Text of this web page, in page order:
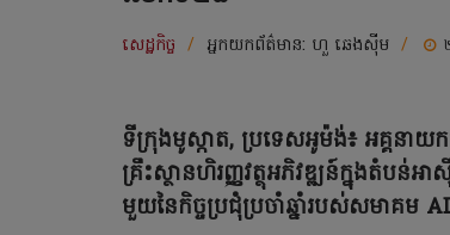
សេដ្ឋកិច្ច / អ្នកយកព័ត៌មាន: ហួ ឆេងស៊ីម /
ទីក្រុងមូស្កាត, ប្រទេសអូម៉ង់៖ អគ្គនា
គ្រឹះស្ថានហិរញ្ញវត្ថុអភិវឌ្ឍន៍ក្នុងតំបន់អ
មួយនៃកិច្ចប្រជុំប្រចាំឆ្នាំរបស់សមាគ